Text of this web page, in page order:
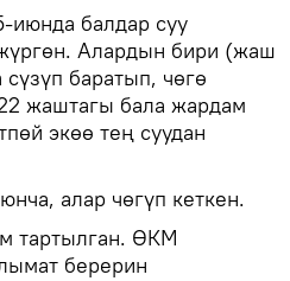
июнда балдар суу
Алардын бири (жаш
баратып, чөгө
жаштагы бала жардам
экөө тең суудан
алар чөгүп кеткен.
тартылган. ӨКМ
берерин